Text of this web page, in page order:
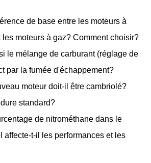
de base entre les moteurs à
les moteurs à gaz? Comment choisir?
le mélange de carburant (réglage de
par la fumée d'échappement?
moteur doit-il être cambriolé?
standard?
de nitrométhane dans le
affecte-t-il les performances et les